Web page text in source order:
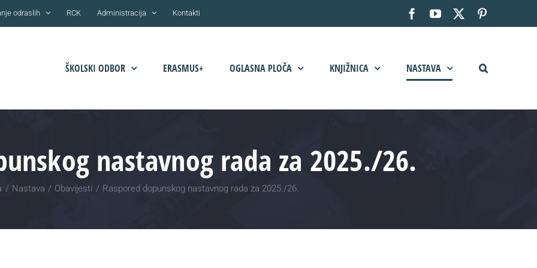
odraslih RCK Administracija Kontakti Facebook
YouTube
ŠKOLSKI ODBOR ERASMUS+ OGLASNA PLOČA KNJIŽNICA NASTAVA
nastavnog rada za 2025./26.
Nastava Obavijesti Raspored dopunskog nastavnog rada za 2025./26.